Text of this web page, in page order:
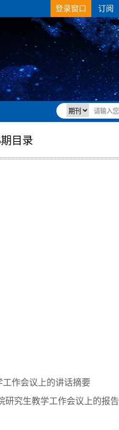
登录窗口 订阅
目录
作会议上的讲话摘要
究生教学工作会议上的报告